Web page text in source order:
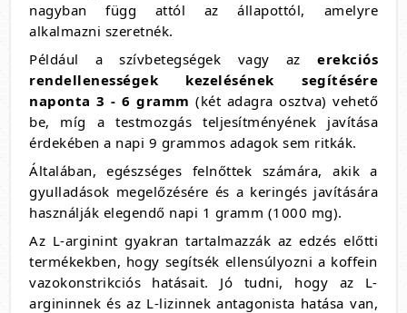
nagyban függ attól az állapottól, amelyre
alkalmazni szeretnék.
Például a szívbetegségek vagy az erekciós
rendellenességek kezelésének segítésére
naponta 3 - 6 gramm (két adagra osztva) vehető
be, míg a testmozgás teljesítményének javítása
érdekében a napi 9 grammos adagok sem ritkák.
Általában, egészséges felnőttek számára, akik a
gyulladások megelőzésére és a keringés javítására
használják elegendő napi 1 gramm (1000 mg).
Az L-arginint gyakran tartalmazzák az edzés előtti
termékekben, hogy segítsék ellensúlyozni a koffein
vazokonstrikciós hatásait. Jó tudni, hogy az L-
argininnek és az L-lizinnek antagonista hatása van,